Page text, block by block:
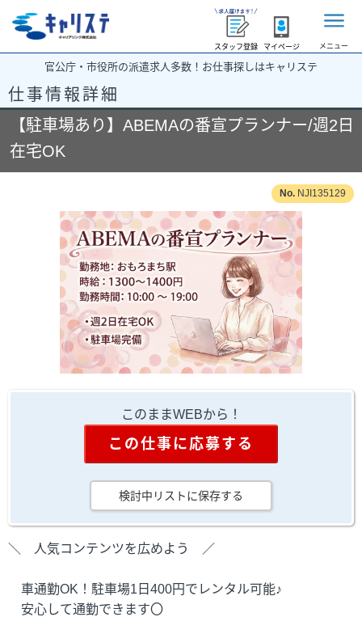
スタッフ登録 マイページ メニュー
官公庁・市役所の派遣求人多数！お仕事探しはキャリステ
仕事情報詳細
【駐車場あり】ABEMAの番宣プランナー/週2日
在宅OK
NJI135129
このままWEBから！
この仕事に応募する
検討中リストに保存する
＼ 人気コンテンツを広めよう ／
車通勤OK！駐車場1日400円でレンタル可能♪
安心して通勤できます〇